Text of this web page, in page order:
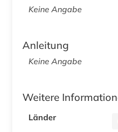
Keine Angabe
Anleitung
Keine Angabe
Weitere
Länder